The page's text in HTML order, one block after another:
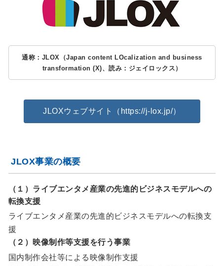
通称：JLOX（Japan content LOcalization and business
transformation (X)、読み：ジェイロックス）
JLOXウェブサイト（https://j-lox.jp/）
JLOX事業の概要
（１）ライブエンタメ産業の先進的ビジネスモデルへの
転換支援
ライブエンタメ産業の先進的ビジネスモデルへの転換支
援
（２）映像制作等支援を行う事業
国内制作会社等による映像制作支援